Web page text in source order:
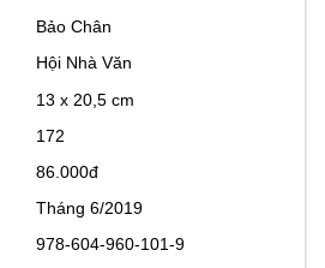
Bảo Chân
Hội Nhà Văn
13 x 20,5 cm
172
86.000đ
Tháng 6/2019
978-604-960-101-9